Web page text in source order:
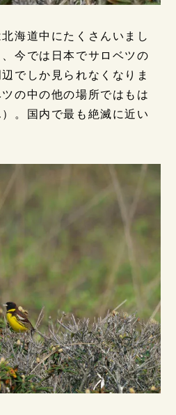
海道中にたくさんいまし
今では日本でサロベツの
でしか見られなくなりま
の中の他の場所ではもは
。国内で最も絶滅に近い